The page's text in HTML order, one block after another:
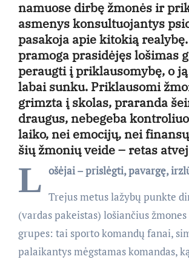
namuose dirbę žmonės ir
asmenys konsultuojantys
pasakoja apie kitokią
pramoga prasidėjęs lošimas
peraugti į priklausomybę, o
labai sunku. Priklausomi
grimzta į skolas, praranda
draugus, nebegeba
laiko, nei emocijų, nei
šių žmonių veide – retas
L ošėjai – prislėgti, pavargę,
Trejus metus lažybų punkte
(vardas pakeistas) lošiančius
grupes: tai sporto komandų fanai,
palaikantys mėgstamas komandas,